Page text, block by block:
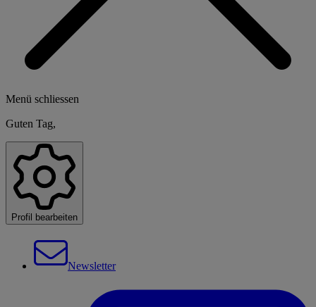
Menü schliessen
Guten Tag,
Profil bearbeiten
Newsletter